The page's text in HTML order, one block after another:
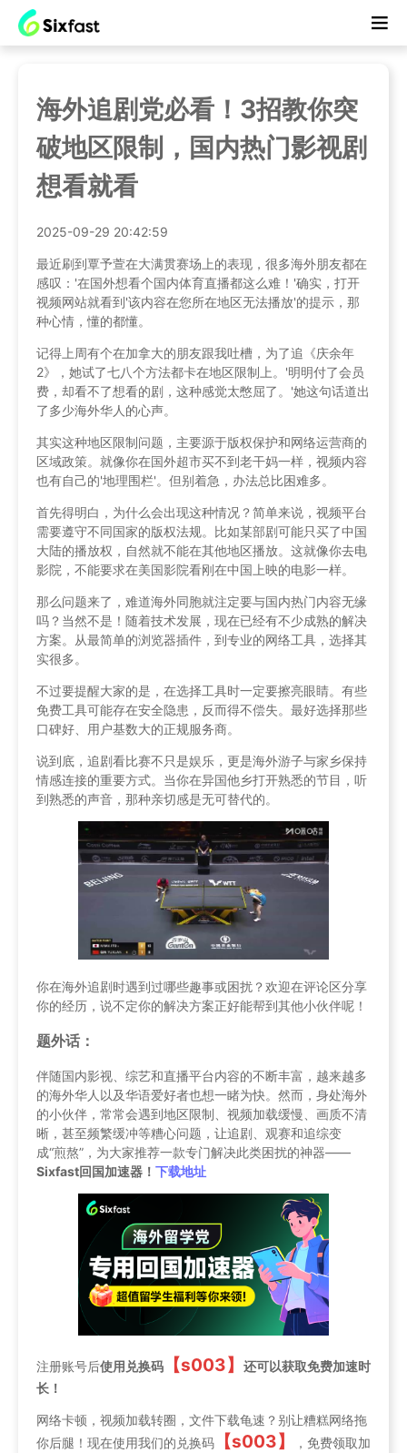
海外追剧党必看！3招教你突
破地区限制，国内热门影视剧
想看就看
2025-09-29 20:42:59
最近刷到覃予萱在大满贯赛场上的表现，很多海外朋友都在
感叹：'在国外想看个国内体育直播都这么难！'确实，打开
视频网站就看到'该内容在您所在地区无法播放'的提示，那
种心情，懂的都懂。
记得上周有个在加拿大的朋友跟我吐槽，为了追《庆余年
2》，她试了七八个方法都卡在地区限制上。'明明付了会员
费，却看不了想看的剧，这种感觉太憋屈了。'她这句话道出
了多少海外华人的心声。
其实这种地区限制问题，主要源于版权保护和网络运营商的
区域政策。就像你在国外超市买不到老干妈一样，视频内容
也有自己的'地理围栏'。但别着急，办法总比困难多。
首先得明白，为什么会出现这种情况？简单来说，视频平台
需要遵守不同国家的版权法规。比如某部剧可能只买了中国
大陆的播放权，自然就不能在其他地区播放。这就像你去电
影院，不能要求在美国影院看刚在中国上映的电影一样。
那么问题来了，难道海外同胞就注定要与国内热门内容无缘
吗？当然不是！随着技术发展，现在已经有不少成熟的解决
方案。从最简单的浏览器插件，到专业的网络工具，选择其
实很多。
不过要提醒大家的是，在选择工具时一定要擦亮眼睛。有些
免费工具可能存在安全隐患，反而得不偿失。最好选择那些
口碑好、用户基数大的正规服务商。
说到底，追剧看比赛不只是娱乐，更是海外游子与家乡保持
情感连接的重要方式。当你在异国他乡打开熟悉的节目，听
到熟悉的声音，那种亲切感是无可替代的。
你在海外追剧时遇到过哪些趣事或困扰？欢迎在评论区分享
你的经历，说不定你的解决方案正好能帮到其他小伙伴呢！
题外话：
伴随国内影视、综艺和直播平台内容的不断丰富，越来越多
的海外华人以及华语爱好者也想一睹为快。然而，身处海外
的小伙伴，常常会遇到地区限制、视频加载缓慢、画质不清
晰，甚至频繁缓冲等糟心问题，让追剧、观赛和追综变
成“煎熬”，为大家推荐一款专门解决此类困扰的神器——
Sixfast回国加速器！ 下载地址
注册账号后使用兑换码 【s003】
还可以获取免费加速时
长！
网络卡顿，视频加载转圈，文件下载龟速？别让糟糕网络拖
你后腿！现在使用我们的兑换码
【s003】
，免费领取加